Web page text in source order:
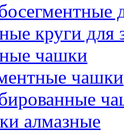
круги для
чашки
чашки
алмазные